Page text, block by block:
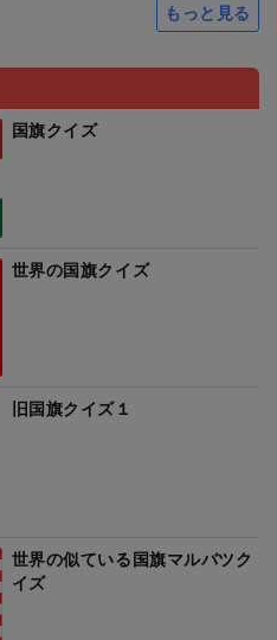
もっと見る
国旗クイズ
世界の国旗クイズ
旧国旗クイズ１
世界の似ている国旗マルバツク
イズ